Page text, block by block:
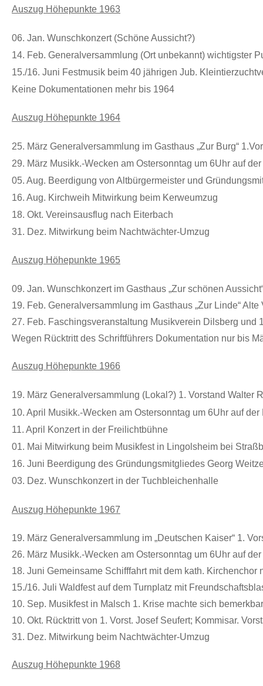
Auszug Höhepunkte 1963
06. Jan. Wunschkonzert (Schöne Aussicht?)
14. Feb. Generalversammlung (Ort unbekannt) wichtigster
15./16. Juni Festmusik beim 40 jährigen Jub.
Keine Dokumentationen mehr bis 1964
Auszug Höhepunkte 1964
25. März Generalversammlung im Gasthaus „Zur Burg“
29. März Musikk.-Wecken am Ostersonntag um 6Uhr auf
05. Aug. Beerdigung von Altbürgermeister und
16. Aug. Kirchweih Mitwirkung beim Kerweumzug
18. Okt. Vereinsausflug nach Eiterbach
31. Dez. Mitwirkung beim Nachtwächter-Umzug
Auszug Höhepunkte 1965
09. Jan. Wunschkonzert im Gasthaus „Zur schönen
19. Feb. Generalversammlung im Gasthaus „Zur Linde“
27. Feb. Faschingsveranstaltung Musikverein Dilsberg und
Wegen Rücktritt des Schriftführers Dokumentation nur bis
Auszug Höhepunkte 1966
19. März Generalversammlung (Lokal?) 1. Vorstand Walter
10. April Musikk.-Wecken am Ostersonntag um 6Uhr auf der
11. April Konzert in der Freilichtbühne
01. Mai Mitwirkung beim Musikfest in Lingolsheim bei
16. Juni Beerdigung des Gründungsmitgliedes Georg
03. Dez. Wunschkonzert in der Tuchbleichenhalle
Auszug Höhepunkte 1967
19. März Generalversammlung im „Deutschen Kaiser“ 1.
26. März Musikk.-Wecken am Ostersonntag um 6Uhr auf
18. Juni Gemeinsame Schifffahrt mit dem kath. Kirchenchor
15./16. Juli Waldfest auf dem Turnplatz mit
10. Sep. Musikfest in Malsch 1. Krise machte sich
10. Okt. Rücktritt von 1. Vorst. Josef Seufert; Kommisar.
31. Dez. Mitwirkung beim Nachtwächter-Umzug
Auszug Höhepunkte 1968